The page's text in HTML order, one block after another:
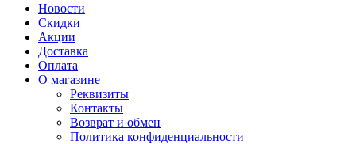
Новости
Скидки
Акции
Доставка
Оплата
О магазине
Реквизиты
Контакты
Возврат и обмен
Политика конфиденциальности